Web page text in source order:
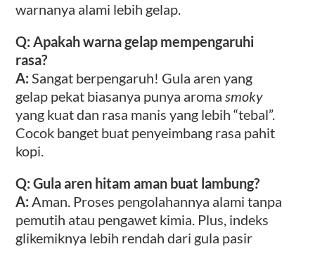
warnanya alami lebih gelap.
Q: Apakah warna gelap mempengaruhi
rasa?
A: Sangat berpengaruh! Gula aren yang
gelap pekat biasanya punya aromasmoky
yang kuat dan rasa manis yang lebih “tebal”.
Cocok banget buat penyeimbang rasa pahit
kopi.
Q: Gula aren hitam aman buat lambung?
A: Aman. Proses pengolahannya alami tanpa
pemutih atau pengawet kimia. Plus, indeks
glikemiknya lebih rendah dari gula pasir